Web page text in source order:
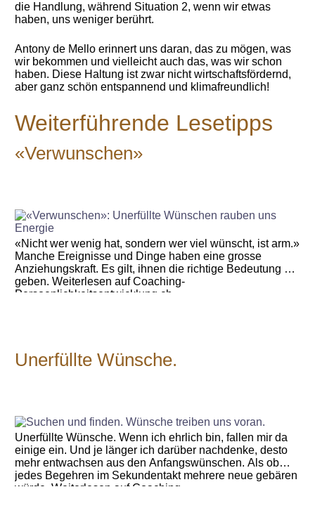
die Handlung, während Situation 2, wenn wir etwas
haben, uns weniger berührt.
Antony de Mello erinnert uns daran, das zu mögen, was
wir bekommen und vielleicht auch das, was wir schon
haben. Diese Haltung ist zwar nicht wirtschaftsfördernd,
aber ganz schön entspannend und klimafreundlich!
Weiterführende Lesetipps
«Verwunschen»
«Nicht wer wenig hat, sondern wer viel wünscht, ist arm.»
Manche Ereignisse und Dinge haben eine grosse
Anziehungskraft. Es gilt, ihnen die richtige Bedeutung zu
geben. Weiterlesen auf Coaching-
Persoenlichkeitsentwicklung.ch.
Unerfüllte Wünsche.
Unerfüllte Wünsche. Wenn ich ehrlich bin, fallen mir da
einige ein. Und je länger ich darüber nachdenke, desto
mehr entwachsen aus den Anfangswünschen. Als ob
jedes Begehren im Sekundentakt mehrere neue gebären
würde. Weiterlesen auf Coaching-